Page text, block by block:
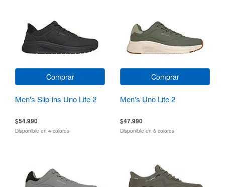
Comprar
Men's Slip-ins Uno Lite 2
$54.990
Disponible en 4 colores
Comprar
Men's Uno Lite 2
$47.990
Disponible en 6 colores